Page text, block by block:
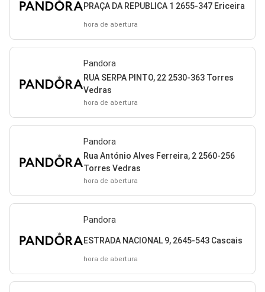
PRAÇA DA REPUBLICA 1 2655-347 Ericeira
hora de abertura
Pandora
RUA SERPA PINTO, 22 2530-363 Torres
Vedras
hora de abertura
Pandora
Rua António Alves Ferreira, 2 2560-256
Torres Vedras
hora de abertura
Pandora
ESTRADA NACIONAL 9, 2645-543 Cascais
hora de abertura